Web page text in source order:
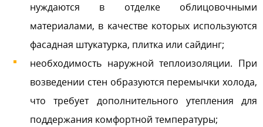
нуждаются в отделке облицовочными
материалами, в качестве которых используются
фасадная штукатурка, плитка или сайдинг;
необходимость наружной теплоизоляции. При
возведении стен образуются перемычки холода,
что требует дополнительного утепления для
поддержания комфортной температуры;